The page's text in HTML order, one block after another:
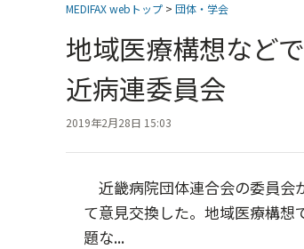
MEDIFAX webトップ > 団体・学会
地域医療構想など
近病連委員会
2019年2月28日 15:03
近畿病院団体連合会の委員会
て意見交換した。地域医療構
題な...